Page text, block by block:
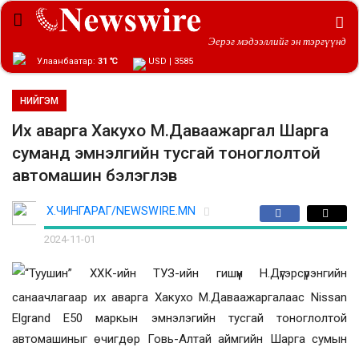
Эерэг мэдээллийг эн тэргүүнд
Улаанбаатар: 31 ℃ USD | 3585
НИЙГЭМ
Их аварга Хакухо М.Даваажаргал Шарга
суманд эмнэлгийн тусгай тоноглолтой
автомашин бэлэглэв
Х.ЧИНГАРАГ/NEWSWIRE.MN
2024-11-01
“Туушин” ХХК-ийн ТУЗ-ийн гишүүн Н.Дүгэрсүрэнгийн
санаачлагаар их аварга Хакухо М.Даваажаргалаас Nissan
Elgrand E50 маркын эмнэлэгийн тусгай тоноглолтой
автомашиныг өчигдөр Говь-Алтай аймгийн Шарга сумын